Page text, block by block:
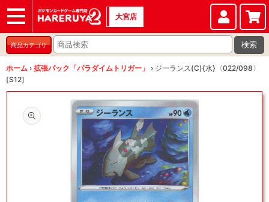
ショップ
店頭買取
店舗
イベント
大宮店
商品カテゴリ 検索
ホーム › 拡張パック「パラダイムトリガー」 › ジーランス(C){水}〈022/098〉
[S12]